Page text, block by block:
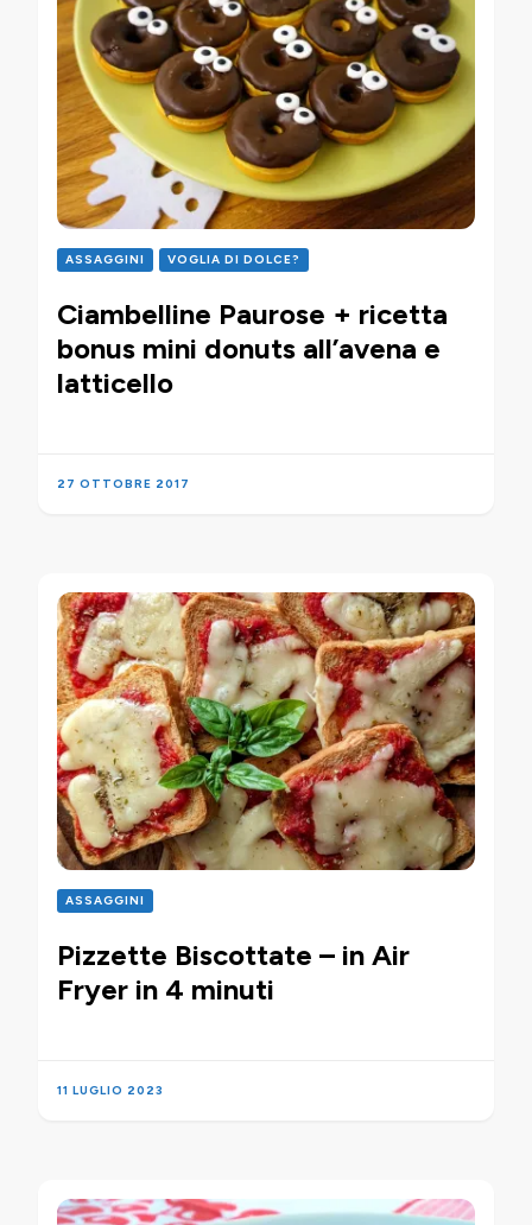
ASSAGGINI VOGLIA DI DOLCE?
Ciambelline Paurose + ricetta
bonus mini donuts all’avena e
latticello
27 OTTOBRE 2017
ASSAGGINI
Pizzette Biscottate – in Air
Fryer in 4 minuti
11 LUGLIO 2023